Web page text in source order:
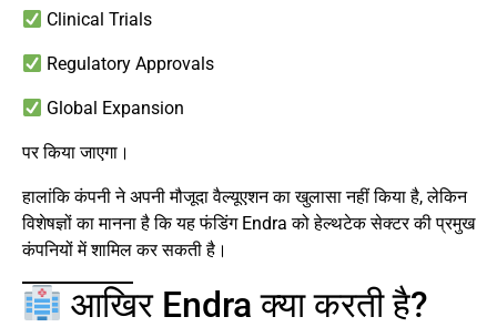
Clinical Trials
Regulatory Approvals
Global Expansion
पर किया जाएगा।
हालांकि कंपनी ने अपनी मौजूदा वैल्यूएशन का खुलासा नहीं किया है, लेकिन
विशेषज्ञों का मानना है कि यह फंडिंग Endra को हेल्थटेक सेक्टर की प्रमुख
कंपनियों में शामिल कर सकती है।
आखिर Endra क्या करती है?